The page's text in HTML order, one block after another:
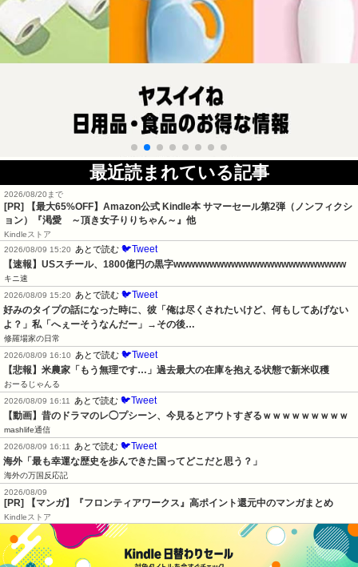
最近読まれている記事
2026/08/20まで
[PR]
【最大65%OFF】Amazon公式 Kindle本 サマーセール第2弾（ノンフィクシ
ョン）『渇愛 ～頂き女子りりちゃん～』他
Kindleストア
2026/08/09 15:20
あとで読む 🐦Tweet
【速報】USスチール、1800億円の黒字wwwwwwwwwwwwwwwwwwwwwwww
キニ速
2026/08/09 15:20
あとで読む 🐦Tweet
好みのタイプの話になった時に、彼「俺は尽くされたいけど、何もしてあげない
よ？」私「へぇーそうなんだー」→その後…
修羅場家の日常
2026/08/09 16:10
あとで読む 🐦Tweet
【悲報】米農家「もう無理です…」過去最大の在庫を抱える状態で新米収穫
おーるじゃんる
2026/08/09 16:11
あとで読む 🐦Tweet
【動画】昔のドラマのレ◯プシーン、今見るとアウトすぎるｗｗｗｗｗｗｗｗｗ
mashlife通信
2026/08/09 16:11
あとで読む 🐦Tweet
海外「最も幸運な歴史を歩んできた国ってどこだと思う？」
海外の万国反応記
2026/08/09
[PR] 【マンガ】『フロンティアワークス』高ポイント還元中のマンガまとめ
Kindleストア